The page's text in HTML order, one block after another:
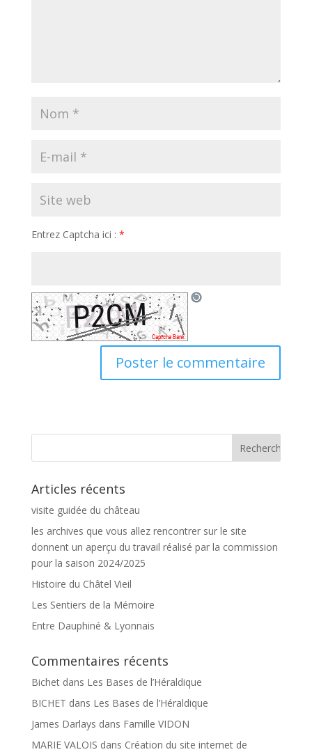
Entrez Captcha ici : *
Articles récents
visite guidée du château
les archives que vous allez rencontrer sur le site
donnent un aperçu du travail réalisé par la commission
pour la saison 2024/2025
Histoire du Châtel Vieil
Les Sentiers de la Mémoire
Entre Dauphiné & Lyonnais
Commentaires récents
Bichetdans Les Bases de l’Héraldique
BICHET dans Les Bases de l’Héraldique
James Darlays dans Famille VIDON
MARIE VALOIS dans Création du site internet de